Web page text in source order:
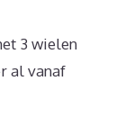
3 wielen
al vanaf